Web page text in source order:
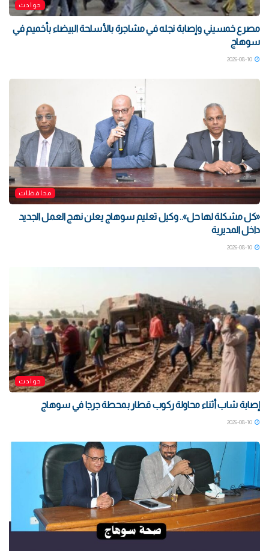
حوادث
مصرع خمسيني وإصابة نجله في مشاجرة بالأسلحة البيضاء بأخميم في
سوهاج
محافظات
«كل مشكلة لها حل».. وكيل تعليم سوهاج يعلن نهج العمل الجديد
داخل المديرية
حوادث
إصابة شاب أثناء محاولة ركوب قطار بمحطة جرجا في سوهاج